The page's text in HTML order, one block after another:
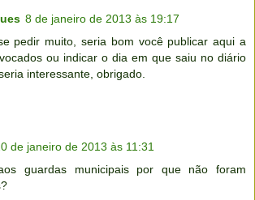
8 de janeiro de 2013 às 19:17
pedir muito, seria bom você publicar aqui a
ou indicar o dia em que saiu no diário
interessante, obrigado.
de janeiro de 2013 às 11:31
guardas municipais por que não foram